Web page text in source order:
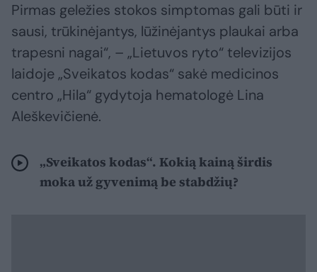
Pirmas geležies stokos simptomas gali būti ir
sausi, trūkinėjantys, lūžinėjantys plaukai arba
trapesni nagai“, – „Lietuvos ryto“ televizijos
laidoje „Sveikatos kodas“ sakė medicinos
centro „Hila“ gydytoja hematologė Lina
Aleškevičienė.
„Sveikatos kodas“. Kokią kainą širdis
moka už gyvenimą be stabdžių?